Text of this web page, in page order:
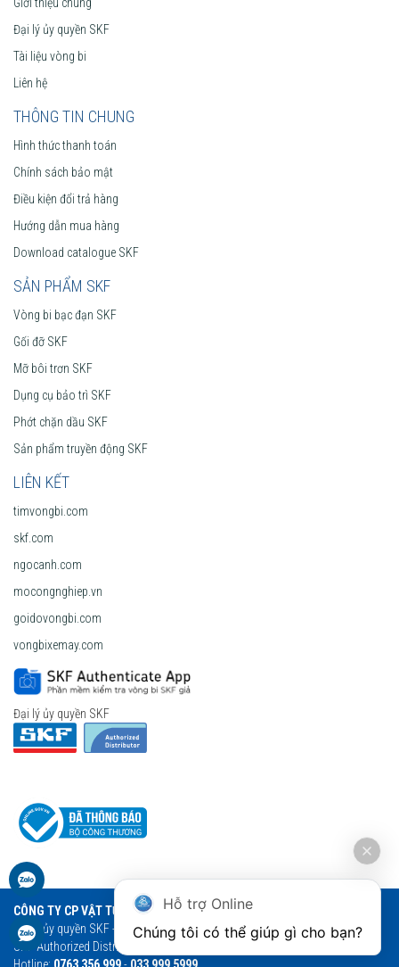
Đại lý ủy quyền SKF
Tài liệu vòng bi
Liên hệ
THÔNG TIN CHUNG
Hình thức thanh toán
Chính sách bảo mật
Điều kiện đổi trả hàng
Hướng dẫn mua hàng
Download catalogue SKF
SẢN PHẨM SKF
Vòng bi bạc đạn SKF
Gối đỡ SKF
Mỡ bôi trơn SKF
Dụng cụ bảo trì SKF
Phớt chặn dầu SKF
Sản phẩm truyền động SKF
LIÊN KẾT
timvongbi.com
skf.com
ngocanh.com
mocongnghiep.vn
goidovongbi.com
vongbixemay.com
Đại lý ủy quyền SKF
CÔNG TY CP VẬT TƯ THƯƠNG MẠI NGỌC ANH
Đại lý ủy quyền SKF - Vòng bi Ngọc Anh - Vòng bi SKF chính hãng
SKF Authorized Distributor
Hỗ trợ Online
Chúng tôi có thể giúp gì cho bạn?